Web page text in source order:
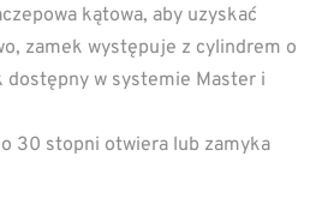
kątowa, aby uzyskać
zamek występuje z cylindrem o
dostępny w systemie Master i
30 stopni otwiera lub zamyka